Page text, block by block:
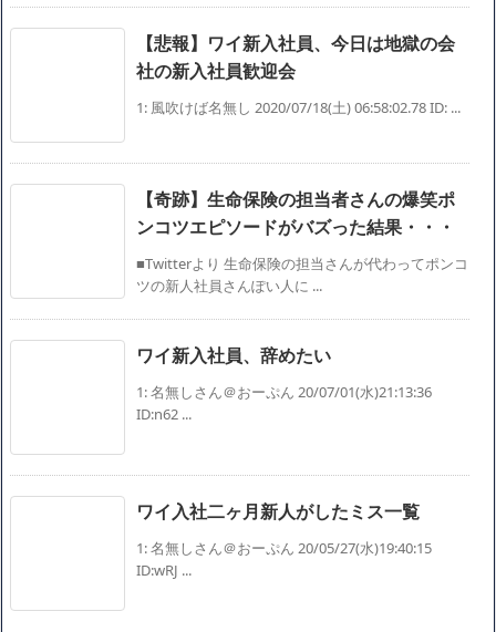
【悲報】ワイ新入社員、今日は地獄の会
社の新入社員歓迎会
1: 風吹けば名無し 2020/07/18(土) 06:58:02.78 ID: ...
【奇跡】生命保険の担当者さんの爆笑ポ
ンコツエピソードがバズった結果・・・
■Twitterより 生命保険の担当さんが代わってポンコ
ツの新人社員さんぽい人に ...
ワイ新入社員、辞めたい
1: 名無しさん＠おーぷん 20/07/01(水)21:13:36
ID:n62 ...
ワイ入社二ヶ月新人がしたミス一覧
1: 名無しさん＠おーぷん 20/05/27(水)19:40:15
ID:wRJ ...